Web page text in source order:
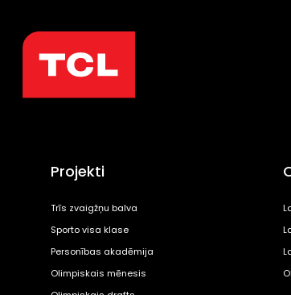
Projekti
Trīs zvaigžņu balva
Sporto visa klase
Personības akadēmija
Olimpiskais mēnesis